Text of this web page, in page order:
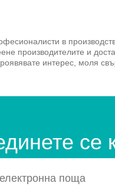
в
производителите и
интерес, моля